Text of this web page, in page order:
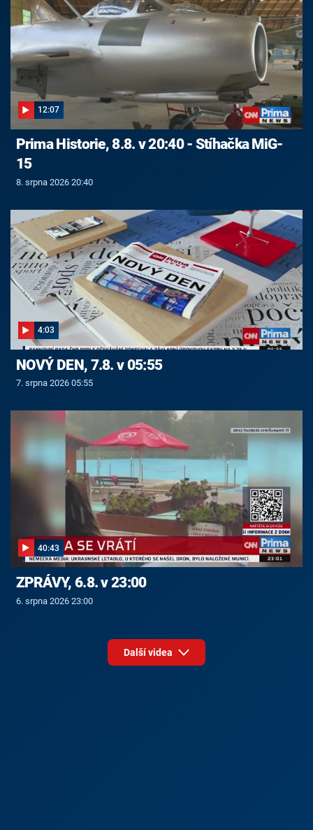
12:07
Prima Historie, 8.8. v 20:40 - Stíhačka MiG-
15
8. srpna 2026 20:40
4:03
NOVÝ DEN, 7.8. v 05:55
7. srpna 2026 05:55
40:43
ZPRÁVY, 6.8. v 23:00
6. srpna 2026 23:00
Další videa